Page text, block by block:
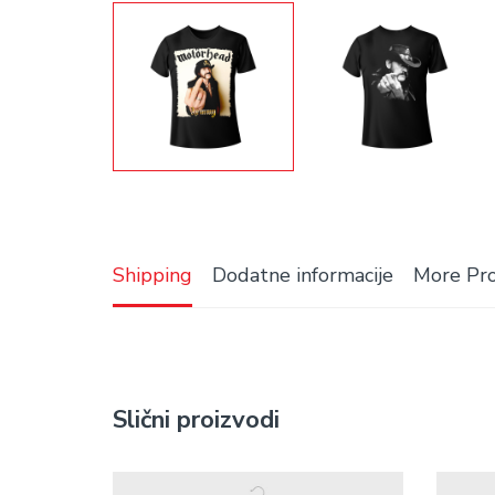
Shipping Dodatne informacije More
Slični proizvodi